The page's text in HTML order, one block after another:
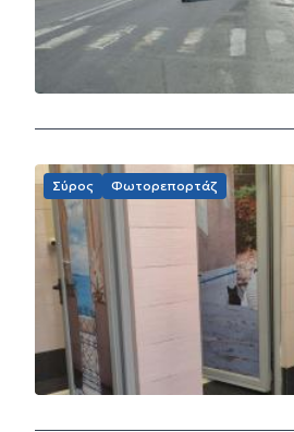
Σύρος Φωτορεπορτάζ